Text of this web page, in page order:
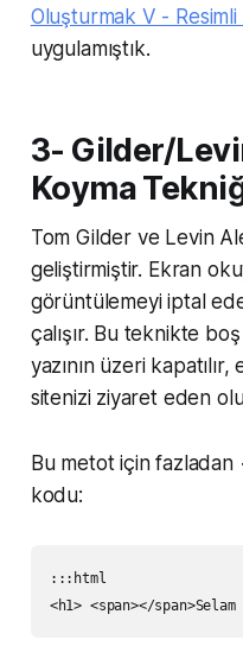
Oluşturmak V -
uygulamıştık.
3- Gilder/
Koyma
Tom Gilder ve Levin
geliştirmiştir. Ekran
görüntülemeyi iptal
çalışır. Bu teknikte
yazının üzeri
sitenizi ziyaret eden
Bu metot için
kodu:
:::html